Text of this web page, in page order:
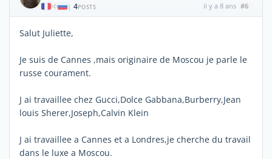
| 4POSTS il y a 8 ans #6
Salut Juliette,
Je suis de Cannes ,mais originaire de Moscou je parle le
russe courament.
J ai travaillee chez Gucci,Dolce Gabbana,Burberry,Jean
louis Sherer,Joseph,Calvin Klein
J ai travaillee a Cannes et a Londres,je cherche du travail
dans le luxe a Moscou.